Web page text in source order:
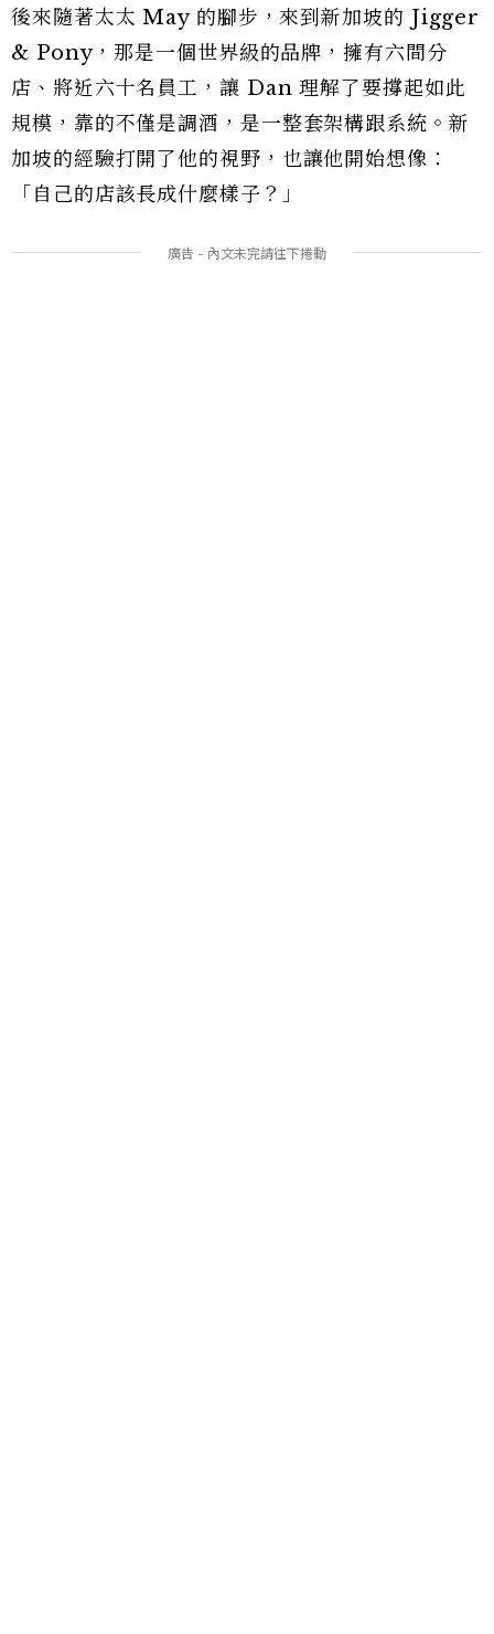
後來隨著太太 May 的腳步，來到新加坡的 Jigger
& Pony，那是一個世界級的品牌，擁有六間分
店、將近六十名員工，讓 Dan 理解了要撐起如此
規模，靠的不僅是調酒，是一整套架構跟系統。新
加坡的經驗打開了他的視野，也讓他開始想像：
「自己的店該長成什麼樣子？」